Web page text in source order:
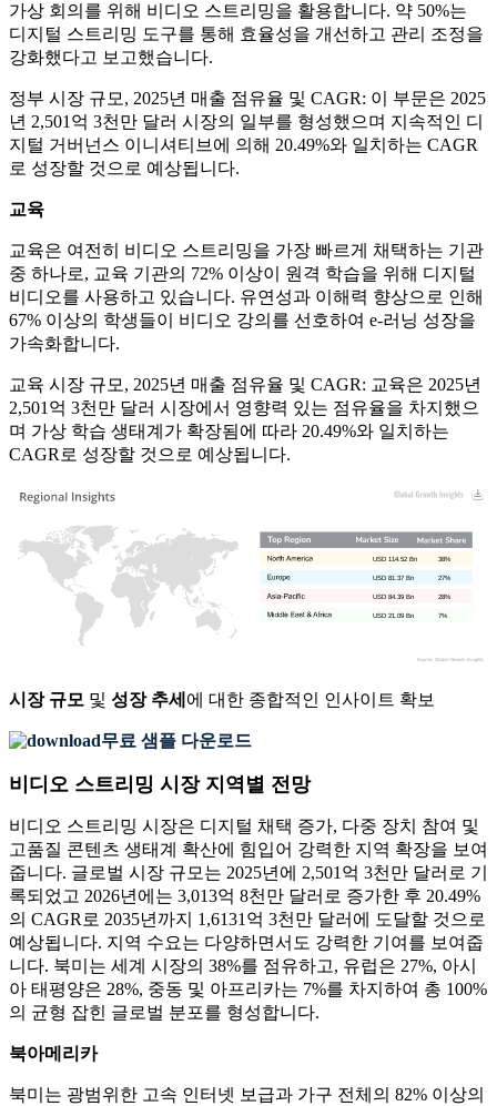
가상 회의를 위해 비디오 스트리밍을 활용합니다. 약 50%는
디지털 스트리밍 도구를 통해 효율성을 개선하고 관리 조정을
강화했다고 보고했습니다.
정부 시장 규모, 2025년 매출 점유율 및 CAGR: 이 부문은 2025
년 2,501억 3천만 달러 시장의 일부를 형성했으며 지속적인 디
지털 거버넌스 이니셔티브에 의해 20.49%와 일치하는 CAGR
로 성장할 것으로 예상됩니다.
교육
교육은 여전히 ​​비디오 스트리밍을 가장 빠르게 채택하는 기관
중 하나로, 교육 기관의 72% 이상이 원격 학습을 위해 디지털
비디오를 사용하고 있습니다. 유연성과 이해력 향상으로 인해
67% 이상의 학생들이 비디오 강의를 선호하여 e-러닝 성장을
가속화합니다.
교육 시장 규모, 2025년 매출 점유율 및 CAGR: 교육은 2025년
2,501억 3천만 달러 시장에서 영향력 있는 점유율을 차지했으
며 가상 학습 생태계가 확장됨에 따라 20.49%와 일치하는
CAGR로 성장할 것으로 예상됩니다.
7%
USD 21.09 Bn
28%
USD 84.39 Bn
27%
USD 81.37 Bn
38%
USD 114.52 Bn
시장 규모 및 성장 추세 에 대한 종합적인 인사이트 확보
무료 샘플 다운로드
비디오 스트리밍 시장 지역별 전망
비디오 스트리밍 시장은 디지털 채택 증가, 다중 장치 참여 및
고품질 콘텐츠 생태계 확산에 힘입어 강력한 지역 확장을 보여
줍니다. 글로벌 시장 규모는 2025년에 2,501억 3천만 달러로 기
록되었고 2026년에는 3,013억 8천만 달러로 증가한 후 20.49%
의 CAGR로 2035년까지 1,6131억 3천만 달러에 도달할 것으로
예상됩니다. 지역 수요는 다양하면서도 강력한 기여를 보여줍
니다. 북미는 세계 시장의 38%를 점유하고, 유럽은 27%, 아시
아 태평양은 28%, 중동 및 아프리카는 7%를 차지하여 총 100%
의 균형 잡힌 글로벌 분포를 형성합니다.
북아메리카
북미는 광범위한 고속 인터넷 보급과 가구 전체의 82% 이상의